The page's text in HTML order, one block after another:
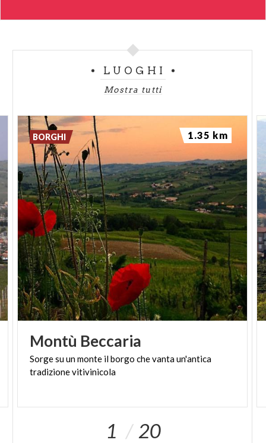
LUOGHI
Mostra tutti
Montù Beccaria
Sorgesuunmonte ilborgo chevantaun'antica
tradizionevitivinicola
BORGHI 1.35 km
1 20